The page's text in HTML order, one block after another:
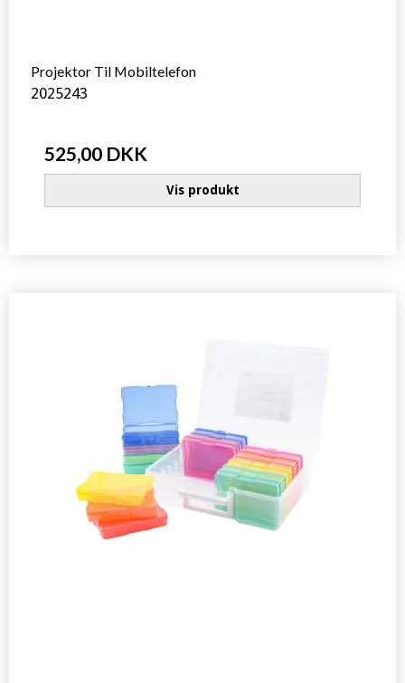
Projektor Til Mobiltelefon
2025243
525,00 DKK
Vis produkt